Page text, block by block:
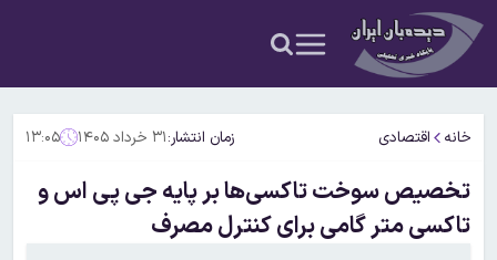
خانه اقتصادی زمان انتشار:۳۱ خرداد ۱۴۰۵ ۱۳:۰۵
تخصیص سوخت تاکسی‌ها بر پایه جی پی اس و
تاکسی متر گامی برای کنترل مصرف